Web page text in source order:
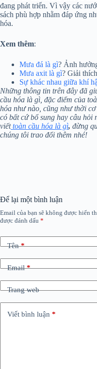
đang phát triển. Vì vậy các
sách phù hợp nhằm đáp ứng
hóa.
Xem thêm:
Mưa đá là gì? Ảnh
Mưa axit là gì? Giải
Sự khác nhau giữa khí
Những thông tin trên đây đã
cầu hóa là gì, đặc điểm của
hóa như nào, cũng như thời
có bất cứ bổ sung hay câu hỏi
viếttoàn cầu hóa là gì, đừng
chúng tôi trao đổi thêm nhé!
Để lại một bình luận
Email của bạn sẽ không được hiển
được đánh dấu *
Tên*
Email*
Trang web
Viết bình luận *